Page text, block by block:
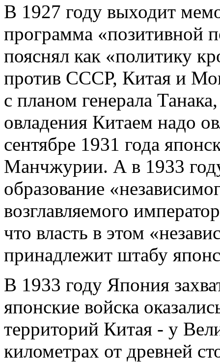
В 1927 году выходит
программа «позитивной
пояснял как «политику
против СССР, Китая и
с планом генерала
овладения Китаем надо
сентябре 1931 года
Манчжурии. А в 1933
образование
возглавляемого
что власть в этом
принадлежит штабу
В 1933 году Япония
японские войска
территорий Китая - у
километрах от древней